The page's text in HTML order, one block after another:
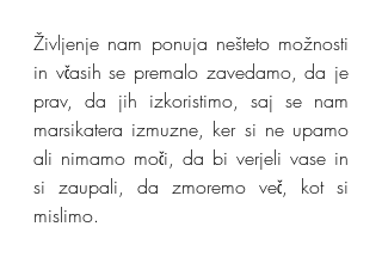
Življenje nam ponuja nešteto možnosti
in včasih se premalo zavedamo, da je
prav, da jih izkoristimo, saj se nam
marsikatera izmuzne, ker si ne upamo
ali nimamo moči, da bi verjeli vase in
si zaupali, da zmoremo več, kot si
mislimo.